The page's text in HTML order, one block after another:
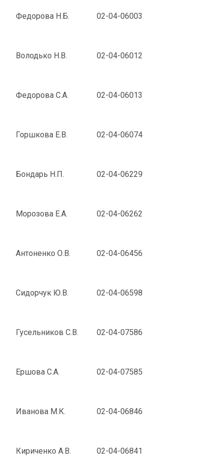
Федорова Н.Б. 02-04-06003
Володько Н.В. 02-04-06012
Федорова С.А. 02-04-06013
Горшкова Е.В. 02-04-06074
Бондарь Н.П. 02-04-06229
Морозова Е.А. 02-04-06262
Антоненко О.В. 02-04-06456
Сидорчук Ю.В. 02-04-06598
Гусельников С.В. 02-04-07586
Ершова С.А. 02-04-07585
Иванова М.К. 02-04-06846
Кириченко А.В. 02-04-06841